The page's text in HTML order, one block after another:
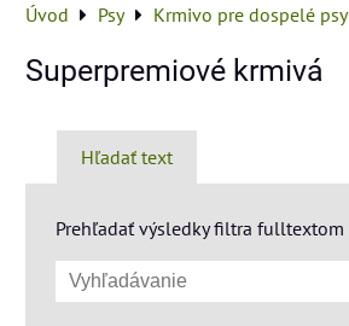
Úvod Psy Krmivo pre dospelé psy
Superpremiové krmivá
Hľadať text
Prehľadať výsledky filtra fulltextom